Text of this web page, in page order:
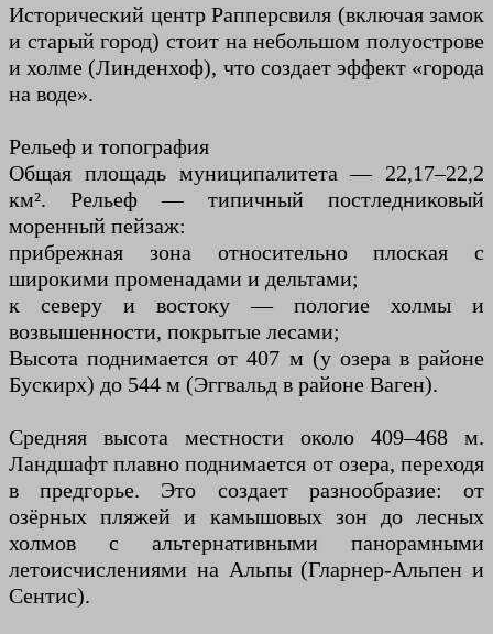
Исторический центр Рапперсвиля (включая замок
и старый город) стоит на небольшом полуострове
и холме (Линденхоф), что создает эффект «города
на воде».
Рельеф и топография
Общая площадь муниципалитета — 22,17–22,2
км². Рельеф — типичный постледниковый
моренный пейзаж:
прибрежная зона относительно плоская с
широкими променадами и дельтами;
к северу и востоку — пологие холмы и
возвышенности, покрытые лесами;
Высота поднимается от 407 м (у озера в районе
Бускирх) до 544 м (Эггвальд в районе Ваген).
Средняя высота местности около 409–468 м.
Ландшафт плавно поднимается от озера, переходя
в предгорье. Это создает разнообразие: от
озёрных пляжей и камышовых зон до лесных
холмов с альтернативными панорамными
летоисчислениями на Альпы (Гларнер-Альпен и
Сентис).